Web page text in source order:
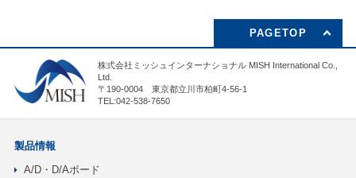
PAGETOP
株式会社ミッシュインターナショナル MISH International Co.,
Ltd.
〒190-0004 東京都立川市柏町4-56-1
TEL:042-538-7650
製品情報
A/D・D/Aボード